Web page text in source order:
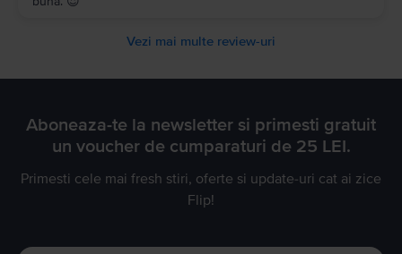
Vezi mai multe review-uri
Aboneaza-te la newsletter si primesti gratuit
un voucher de cumparaturi de 25 LEI.
Primesti cele mai fresh stiri, oferte si update-uri cat ai zice
Flip!